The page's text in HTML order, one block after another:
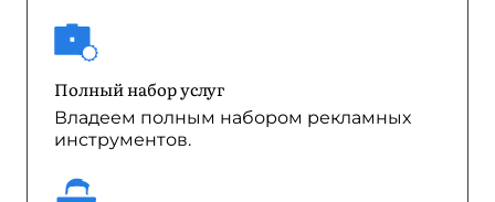
Полный набор услуг
Владеем полным набором рекламных
инструментов.